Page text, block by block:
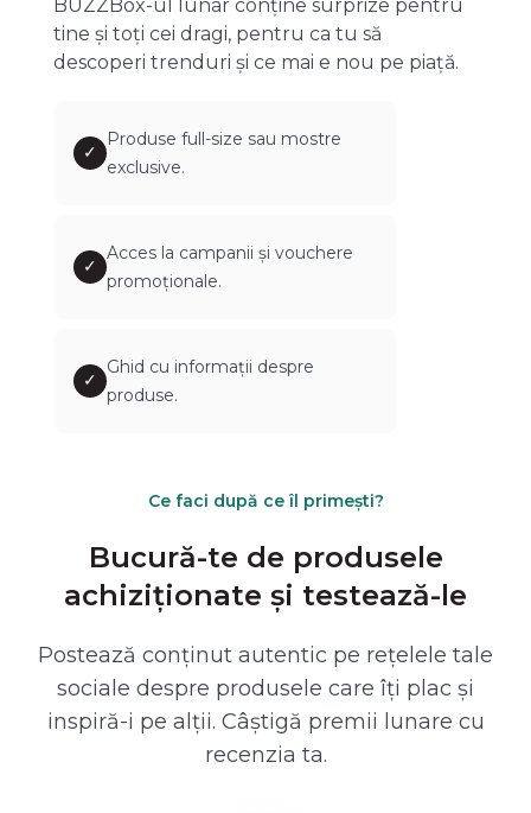
BUZZBox-ul lunar conține surprize pentru
tine și toți cei dragi, pentru ca tu să
descoperi trenduri și ce mai e nou pe piață.
✓
Produse full-size sau mostre
exclusive.
✓
Acces la campanii și vouchere
promoționale.
✓
Ghid cu informații despre
produse.
Ce faci după ce îl primești?
Bucură-te de produsele
achiziționate și testează-le
Postează conținut autentic pe rețelele tale
sociale despre produsele care îți plac și
inspiră-i pe alții. Câștigă premii lunare cu
recenzia ta.